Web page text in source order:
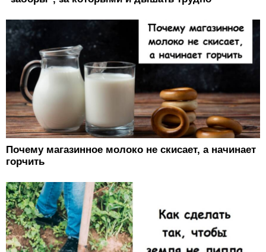
Почему магазинное молоко не скисает, а начинает
горчить